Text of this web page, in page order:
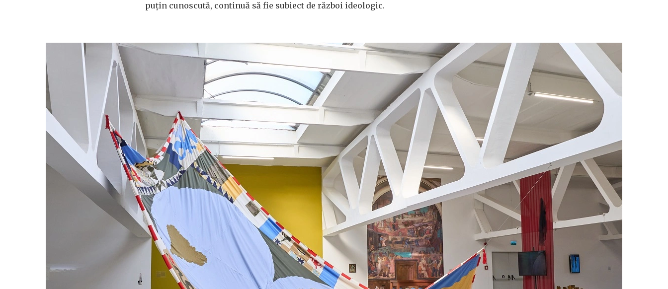
puțin cunoscută, continuă să fie subiect de război ideologic.